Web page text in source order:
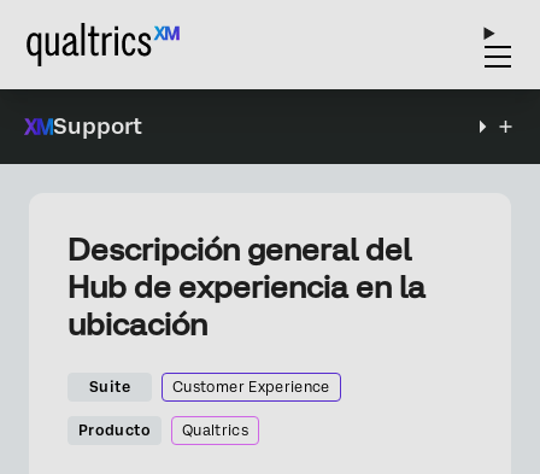
Support
Descripción general del
Hub de experiencia en la
ubicación
Suite Customer Experience
Producto Qualtrics